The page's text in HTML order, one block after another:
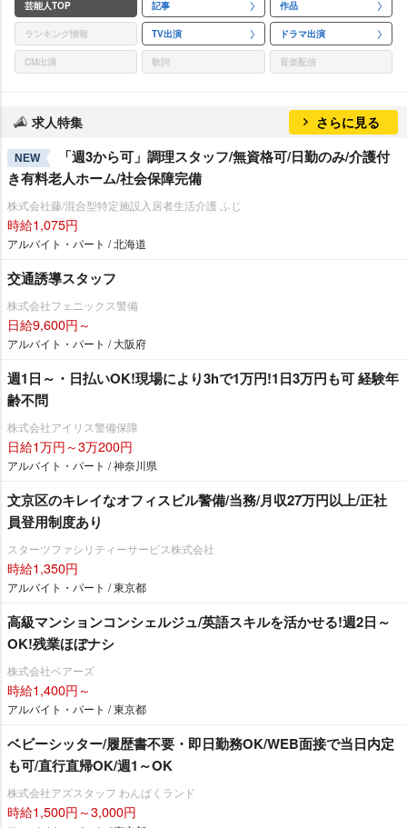
芸能人TOP 記事 作品
ランキング情報 TV出演 ドラマ出演
CM出演 歌詞 音楽配信
求人特集 さらに見る
NEW
「週3から可」調理スタッフ/無資格可/日勤のみ/介護付
き有料老人ホーム/社会保障完備
株式会社藤/混合型特定施設入居者生活介護 ふじ
時給1,075円
アルバイト・パート / 北海道
交通誘導スタッフ
株式会社フェニックス警備
日給9,600円～
アルバイト・パート / 大阪府
週1日～・日払いOK!現場により3hで1万円!1日3万円も可 経験年
齢不問
株式会社アイリス警備保障
日給1万円～3万200円
アルバイト・パート / 神奈川県
文京区のキレイなオフィスビル警備/当務/月収27万円以上/正社
員登用制度あり
スターツファシリティーサービス株式会社
時給1,350円
アルバイト・パート / 東京都
高級マンションコンシェルジュ/英語スキルを活かせる!週2日～
OK!残業ほぼナシ
株式会社ベアーズ
時給1,400円～
アルバイト・パート / 東京都
ベビーシッター/履歴書不要・即日勤務OK/WEB面接で当日内定
も可/直行直帰OK/週1～OK
株式会社アズスタッフ わんぱくランド
時給1,500円～3,000円